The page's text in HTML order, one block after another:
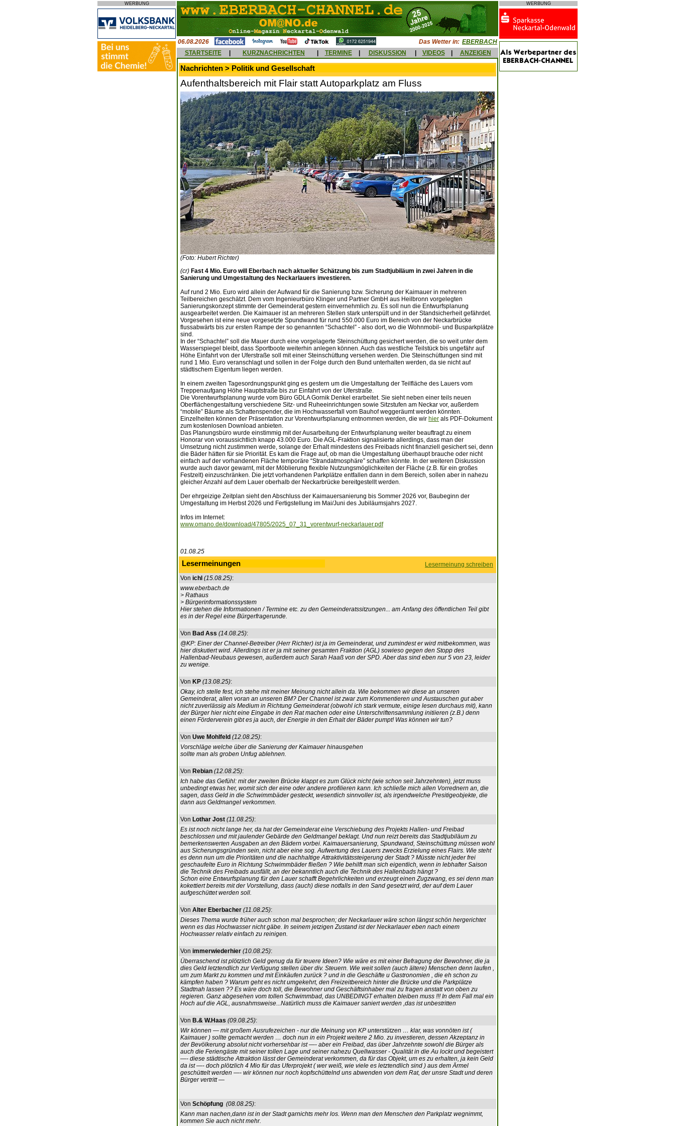
WERBUNG
06.08.2026 Das Wetter in: EBERBACH
STARTSEITE
KURZNACHRICHTEN TERMINE DISKUSSION VIDEOS ANZEIGEN
Nachrichten > Politik und Gesellschaft
Aufenthaltsbereich mit Flair statt Autoparkplatz am Fluss
(Foto: Hubert Richter)
(cr) Fast 4 Mio. Euro will Eberbach nach aktueller Schätzung bis zum Stadtjubiläum in zwei Jahren in die
Sanierung und Umgestaltung des Neckarlauers investieren.
Auf rund 2 Mio. Euro wird allein der Aufwand für die Sanierung bzw. Sicherung der Kaimauer in mehreren
Teilbereichen geschätzt. Dem vom Ingenieurbüro Klinger und Partner GmbH aus Heilbronn vorgelegten
Sanierungskonzept stimmte der Gemeinderat gestern einvernehmlich zu. Es soll nun die Entwurfsplanung
ausgearbeitet werden. Die Kaimauer ist an mehreren Stellen stark unterspült und in der Standsicherheit gefährdet.
Vorgesehen ist eine neue vorgesetzte Spundwand für rund 550.000 Euro im Bereich von der Neckarbrücke
flussabwärts bis zur ersten Rampe der so genannten “Schachtel” - also dort, wo die Wohnmobil- und Busparkplätze
sind.
In der “Schachtel” soll die Mauer durch eine vorgelagerte Steinschüttung gesichert werden, die so weit unter dem
Wasserspiegel bleibt, dass Sportboote weiterhin anlegen können. Auch das westliche Teilstück bis ungefähr auf
Höhe Einfahrt von der Uferstraße soll mit einer Steinschüttung versehen werden. Die Steinschüttungen sind mit
rund 1 Mio. Euro veranschlagt und sollen in der Folge durch den Bund unterhalten werden, da sie nicht auf
städtischem Eigentum liegen werden.
In einem zweiten Tagesordnungspunkt ging es gestern um die Umgestaltung der Teilfläche des Lauers vom
Treppenaufgang Höhe Hauptstraße bis zur Einfahrt von der Uferstraße.
Die Vorentwurfsplanung wurde vom Büro GDLA Gornik Denkel erarbeitet. Sie sieht neben einer teils neuen
Oberflächengestaltung verschiedene Sitz- und Ruheeinrichtungen sowie Sitzstufen am Neckar vor, außerdem
“mobile” Bäume als Schattenspender, die im Hochwasserfall vom Bauhof weggeräumt werden könnten.
Einzelheiten können der Präsentation zur Vorentwurfsplanung entnommen werden, die wir hier als PDF-Dokument
zum kostenlosen Download anbieten.
Das Planungsbüro wurde einstimmig mit der Ausarbeitung der Entwurfsplanung weiter beauftragt zu einem
Honorar von voraussichtlich knapp 43.000 Euro. Die AGL-Fraktion signalisierte allerdings, dass man der
Umsetzung nicht zustimmen werde, solange der Erhalt mindestens des Freibads nicht finanziell gesichert sei, denn
die Bäder hätten für sie Priorität. Es kam die Frage auf, ob man die Umgestaltung überhaupt brauche oder nicht
einfach auf der vorhandenen Fläche temporäre “Strandatmosphäre” schaffen könnte. In der weiteren Diskussion
wurde auch davor gewarnt, mit der Möblierung flexible Nutzungsmöglichkeiten der Fläche (z.B. für ein großes
Festzelt) einzuschränken. Die jetzt vorhandenen Parkplätze entfallen dann in dem Bereich, sollen aber in nahezu
gleicher Anzahl auf dem Lauer oberhalb der Neckarbrücke bereitgestellt werden.
Der ehrgeizige Zeitplan sieht den Abschluss der Kaimauersanierung bis Sommer 2026 vor, Baubeginn der
Umgestaltung im Herbst 2026 und Fertigstellung im Mai/Juni des Jubiläumsjahrs 2027.
Infos im Internet:
www.omano.de/download/47805/2025_07_31_vorentwurf-neckarlauer.pdf
01.08.25
Lesermeinungen
Lesermeinung schreiben
Von ichl (15.08.25):
www.eberbach.de
> Rathaus
> Bürgerinformationssystem
Hier stehen die Informationen / Termine etc. zu den Gemeinderatssitzungen... am Anfang des öffentlichen Teil gibt
es in der Regel eine Bürgerfragerunde.
Von Bad Ass (14.08.25):
@KP: Einer der Channel-Betreiber (Herr Richter) ist ja im Gemeinderat, und zumindest er wird mitbekommen, was
hier diskutiert wird. Allerdings ist er ja mit seiner gesamten Fraktion (AGL) sowieso gegen den Stopp des
Hallenbad-Neubaus gewesen, außerdem auch Sarah Haaß von der SPD. Aber das sind eben nur 5 von 23, leider
zu wenige.
Von KP (13.08.25):
Okay, ich stelle fest, ich stehe mit meiner Meinung nicht allein da. Wie bekommen wir diese an unseren
Gemeinderat, allen voran an unseren BM? Der Channel ist zwar zum Kommentieren und Austauschen gut aber
nicht zuverlässig als Medium in Richtung Gemeinderat (obwohl ich stark vermute, einige lesen durchaus mit), kann
der Bürger hier nicht eine Eingabe in den Rat machen oder eine Unterschriftensammlung initiieren (z.B.) denn
einen Förderverein gibt es ja auch, der Energie in den Erhalt der Bäder pumpt! Was können wir tun?
Von Uwe Mohlfeld (12.08.25):
Vorschläge welche über die Sanierung der Kaimauer hinausgehen
sollte man als groben Unfug ablehnen.
Von Rebian (12.08.25):
Ich habe das Gefühl: mit der zweiten Brücke klappt es zum Glück nicht (wie schon seit Jahrzehnten), jetzt muss
unbedingt etwas her, womit sich der eine oder andere profilieren kann. Ich schließe mich allen Vorrednern an, die
sagen, dass Geld in die Schwimmbäder gesteckt, wesentlich sinnvoller ist, als irgendwelche Presitigeobjekte, die
dann aus Geldmangel verkommen.
Von Lothar Jost (11.08.25):
Es ist noch nicht lange her, da hat der Gemeinderat eine Verschiebung des Projekts Hallen- und Freibad
beschlossen und mit jaulender Gebärde den Geldmangel beklagt. Und nun reizt bereits das Stadtjubiläum zu
bemerkenswerten Ausgaben an den Bädern vorbei. Kaimauersanierung, Spundwand, Steinschüttung müssen wohl
aus Sicherungsgründen sein, nicht aber eine sog. Aufwertung des Lauers zwecks Erzielung eines Flairs. Wie steht
es denn nun um die Prioritäten und die nachhaltige Attraktivitätssteigerung der Stadt ? Müsste nicht jeder frei
geschaufelte Euro in Richtung Schwimmbäder fließen ? Wie behilft man sich eigentlich, wenn in lebhafter Saison
die Technik des Freibads ausfällt, an der bekanntlich auch die Technik des Hallenbads hängt ?
Schon eine Entwurfsplanung für den Lauer schafft Begehrlichkeiten und erzeugt einen Zugzwang, es sei denn man
kokettiert bereits mit der Vorstellung, dass (auch) diese notfalls in den Sand gesetzt wird, der auf dem Lauer
aufgeschüttet werden soll.
Von Alter Eberbacher (11.08.25):
Dieses Thema wurde früher auch schon mal besprochen; der Neckarlauer wäre schon längst schön hergerichtet
wenn es das Hochwasser nicht gäbe. In seinem jetzigen Zustand ist der Neckarlauer eben nach einem
Hochwasser relativ einfach zu reinigen.
Von immerwiederhier (10.08.25):
Überraschend ist plötzlich Geld genug da für teuere Ideen? Wie wäre es mit einer Befragung der Bewohner, die ja
dies Geld letztendlich zur Verfügung stellen über div. Steuern. Wie weit sollen (auch ältere) Menschen denn laufen ,
um zum Markt zu kommen und mit Einkäufen zurück ? und in die Geschäfte u Gastronomien , die eh schon zu
kämpfen haben ? Warum geht es nicht umgekehrt, den Freizeitbereich hinter die Brücke und die Parkplätze
Stadtnah lassen ?? Es wäre doch toll, die Bewohner und Geschäftsinhaber mal zu fragen anstatt von oben zu
regieren. Ganz abgesehen vom tollen Schwimmbad, das UNBEDINGT erhalten bleiben muss !!! In dem Fall mal ein
Hoch auf die AGL, ausnahmsweise...Natürlich muss die Kaimauer saniert werden ,das ist unbestritten
Von B.& W.Haas (09.08.25):
Wir können — mit großem Ausrufezeichen - nur die Meinung von KP unterstützen … klar, was vonnöten ist (
Kaimauer ) sollte gemacht werden … doch nun in ein Projekt weitere 2 Mio. zu investieren, dessen Akzeptanz in
der Bevölkerung absolut nicht vorhersehbar ist —- aber ein Freibad, das über Jahrzehnte sowohl die Bürger als
auch die Feriengäste mit seiner tollen Lage und seiner nahezu Quellwasser - Qualität in die Au lockt und begeistert
—- diese städtische Attraktion lässt der Gemeinderat verkommen, da für das Objekt, um es zu erhalten, ja kein Geld
da ist —- doch plötzlich 4 Mio für das Uferprojekt ( wer weiß, wie viele es letztendlich sind ) aus dem Ärmel
geschüttelt werden —- wir können nur noch kopfschüttelnd uns abwenden von dem Rat, der unsre Stadt und deren
Bürger vertritt —
Von Schöpfung (08.08.25):
Kann man nachen,dann ist in der Stadt garnichts mehr los. Wenn man den Menschen den Parkplatz wegnimmt,
kommen Sie auch nicht mehr.
WERBUNG